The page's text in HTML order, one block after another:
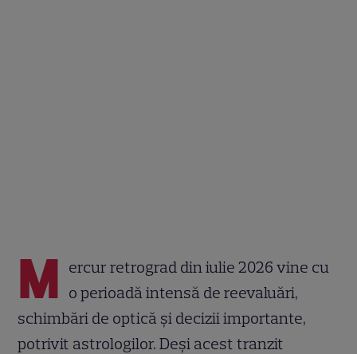
M ercur retrograd din iulie 2026 vine cu
o perioadă intensă de reevaluări,
schimbări de optică și decizii importante,
potrivit astrologilor. Deși acest tranzit